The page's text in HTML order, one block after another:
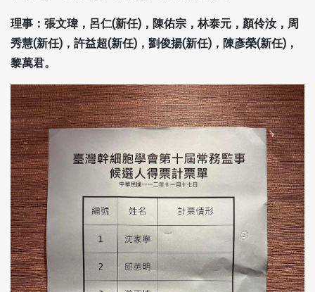
理事：張文瑋，呂仁(新任)，陳佑宗，林泰元，顏伶汝，周
秀慧(新任)，許益超(新任)，劉俊揚(新任)，陳彥榮(新任)，
黎萬君。